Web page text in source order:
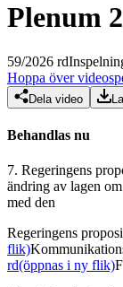
Plenum
59/2026 rd
Hoppa över
Dela video
Behandlas nu
7. Regeringens
ändring av lagen
med den
Regeringens
flik)
rd(öppnas i ny flik)